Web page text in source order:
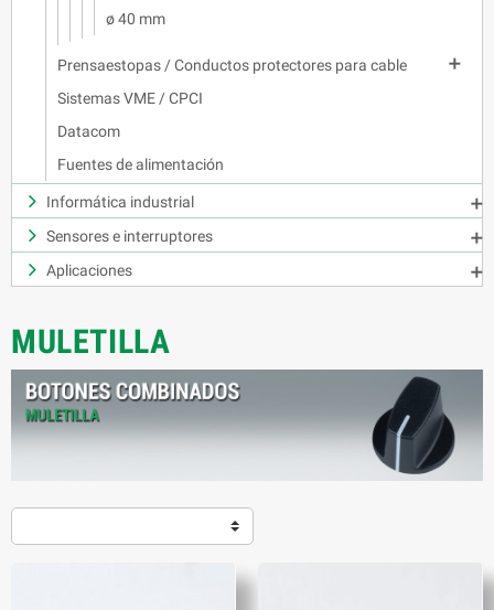
ø 40 mm
Prensaestopas / Conductos protectores para cable

Sistemas VME / CPCI
Datacom
Fuentes de alimentación
Informática industrial

Sensores e interruptores

Aplicaciones

MULETILLA